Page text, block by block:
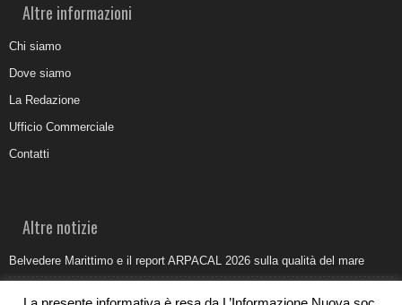
Altre informazioni
Chi siamo
Dove siamo
La Redazione
Ufficio Commerciale
Contatti
Altre notizie
Belvedere Marittimo e il report ARPACAL 2026 sulla qualità del mare